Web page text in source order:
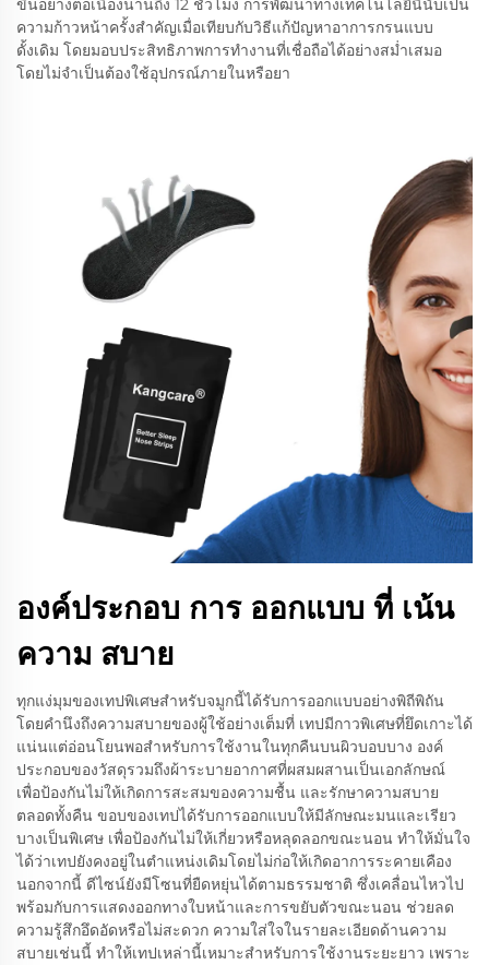
ขึ้นอย่างต่อเนื่องนานถึง 12 ชั่วโมง การพัฒนาทางเทคโนโลยีนี้นับเป็น
ความก้าวหน้าครั้งสำคัญเมื่อเทียบกับวิธีแก้ปัญหาอาการกรนแบบ
ดั้งเดิม โดยมอบประสิทธิภาพการทำงานที่เชื่อถือได้อย่างสม่ำเสมอ
โดยไม่จำเป็นต้องใช้อุปกรณ์ภายในหรือยา
องค์ประกอบ การ ออกแบบ ที่ เน้น
ความ สบาย
ทุกแง่มุมของเทปพิเศษสำหรับจมูกนี้ได้รับการออกแบบอย่างพิถีพิถัน
โดยคำนึงถึงความสบายของผู้ใช้อย่างเต็มที่ เทปมีกาวพิเศษที่ยึดเกาะได้
แน่นแต่อ่อนโยนพอสำหรับการใช้งานในทุกคืนบนผิวบอบบาง องค์
ประกอบของวัสดุรวมถึงผ้าระบายอากาศที่ผสมผสานเป็นเอกลักษณ์
เพื่อป้องกันไม่ให้เกิดการสะสมของความชื้น และรักษาความสบาย
ตลอดทั้งคืน ขอบของเทปได้รับการออกแบบให้มีลักษณะมนและเรียว
บางเป็นพิเศษ เพื่อป้องกันไม่ให้เกี่ยวหรือหลุดลอกขณะนอน ทำให้มั่นใจ
ได้ว่าเทปยังคงอยู่ในตำแหน่งเดิมโดยไม่ก่อให้เกิดอาการระคายเคือง
นอกจากนี้ ดีไซน์ยังมีโซนที่ยืดหยุ่นได้ตามธรรมชาติ ซึ่งเคลื่อนไหวไป
พร้อมกับการแสดงออกทางใบหน้าและการขยับตัวขณะนอน ช่วยลด
ความรู้สึกอึดอัดหรือไม่สะดวก ความใส่ใจในรายละเอียดด้านความ
สบายเช่นนี้ ทำให้เทปเหล่านี้เหมาะสำหรับการใช้งานระยะยาว เพราะ